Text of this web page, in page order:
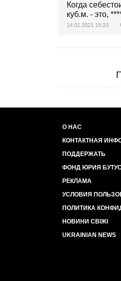
Когда
куб.м. - это,
14.01.2021 15:23
О НАС
КОНТАКТНАЯ
ПОДДЕРЖАТЬ
ФОНД ЮРИЯ
РЕКЛАМА
УСЛОВИЯ
ПОЛИТИКА
НОВИНИ СВІЖІ
UKRAINIAN NEWS